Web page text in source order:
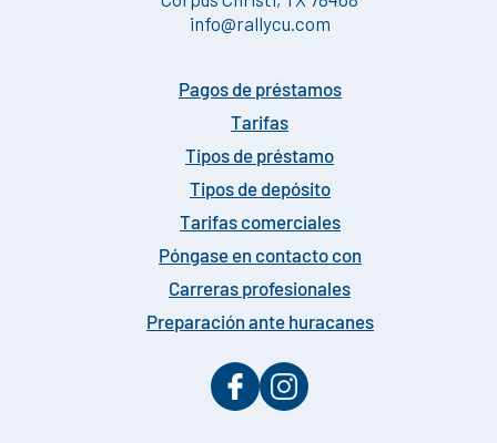
info@rallycu.com
Pagos de préstamos
Tarifas
Tipos de préstamo
Tipos de depósito
Tarifas comerciales
Póngase en contacto con
Carreras profesionales
Preparación ante huracanes